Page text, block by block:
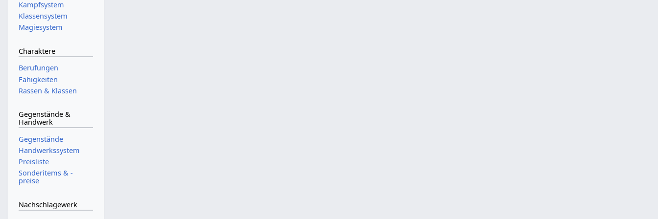
Kampfsystem
Klassensystem
Magiesystem
Charaktere
Berufungen
Fähigkeiten
Rassen & Klassen
Gegenstände &
Handwerk
Gegenstände
Handwerkssystem
Preisliste
Sonderitems & -
preise
Nachschlagewerk